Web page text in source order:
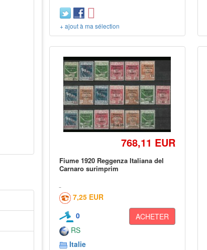
+ ajout à ma sélection
768,11 EUR
Fiume 1920 Reggenza Italiana del
Carnaro surimprim
7,25 EUR
0
ACHETER
RS
Italie